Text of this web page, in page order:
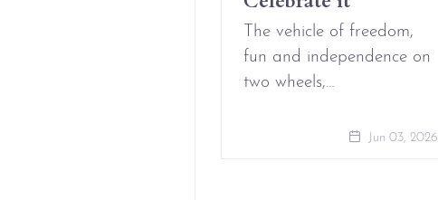
The vehicle of freedom,
fun and independence on
two wheels,…
Jun 03, 2026